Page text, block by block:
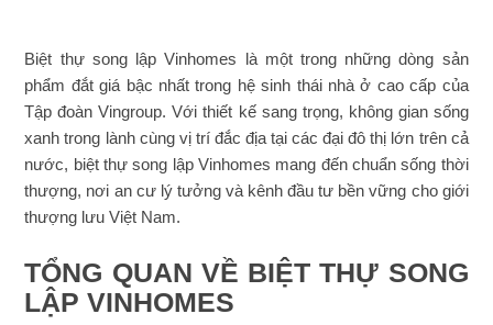
Biệt thự song lập Vinhomes là một trong những dòng sản
phẩm đắt giá bậc nhất trong hệ sinh thái nhà ở cao cấp của
Tập đoàn Vingroup. Với thiết kế sang trọng, không gian sống
xanh trong lành cùng vị trí đắc địa tại các đại đô thị lớn trên cả
nước, biệt thự song lập Vinhomes mang đến chuẩn sống thời
thượng, nơi an cư lý tưởng và kênh đầu tư bền vững cho giới
thượng lưu Việt Nam.
TỔNG QUAN VỀ BIỆT THỰ SONG
LẬP VINHOMES